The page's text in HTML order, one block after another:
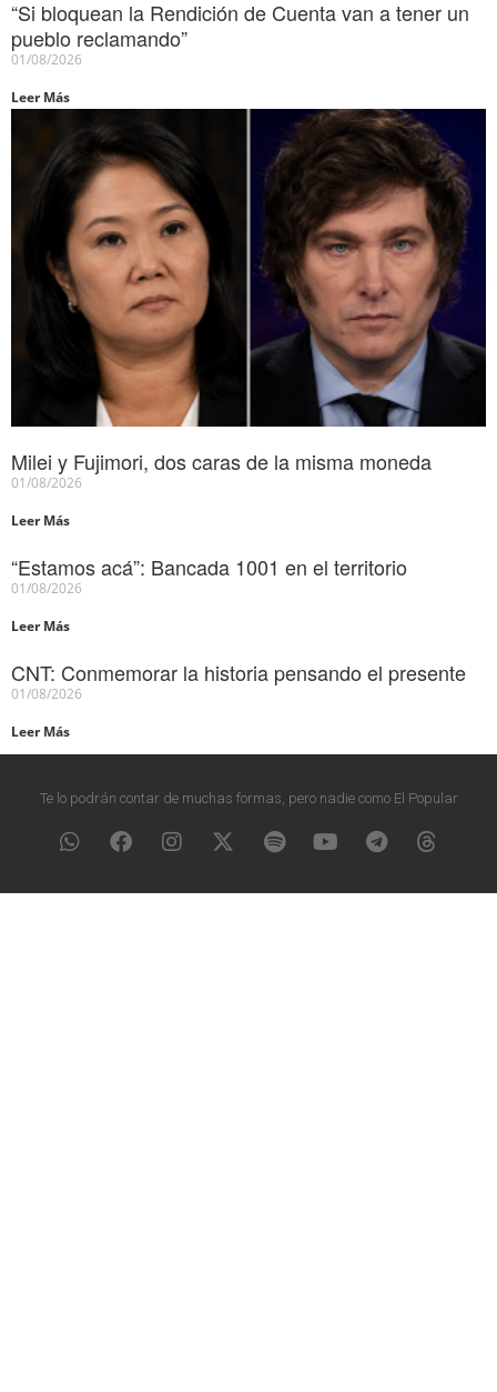
“Si bloquean la Rendición de Cuenta van a tener un
pueblo reclamando”
01/08/2026
Leer Más
Milei y Fujimori, dos caras de la misma moneda
01/08/2026
Leer Más
“Estamos acá”: Bancada 1001 en el territorio
01/08/2026
Leer Más
CNT: Conmemorar la historia pensando el presente
01/08/2026
Leer Más
Te lo podrán contar de muchas formas, pero nadie como El Popular